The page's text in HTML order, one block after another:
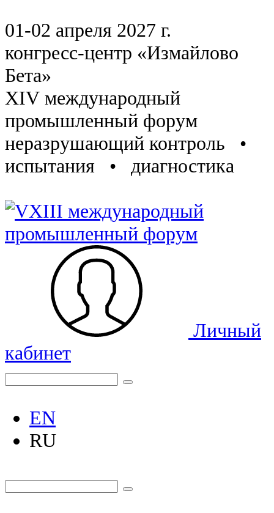
01-02 апреля 2027 г.
конгресс-центр «Измайлово
Бета»
XIV международный
промышленный форум
неразрушающий контроль •
испытания • диагностика
Личный
кабинет
EN
RU